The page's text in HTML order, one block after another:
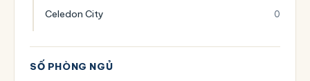
Celedon City
0
SỐ PHÒNG NGỦ